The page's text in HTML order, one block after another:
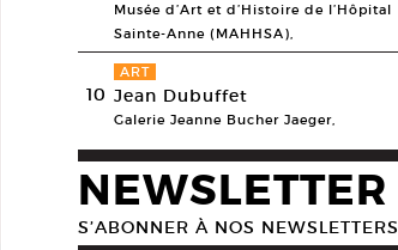
Musée d’Art et d’Histoire de l’Hôpital
Sainte-Anne (MAHHSA),
10
ART
Jean Dubuffet
Galerie Jeanne Bucher Jaeger,
NEWSLETTER
S’ABONNER À NOS NEWSLETTERS